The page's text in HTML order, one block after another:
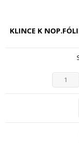
KLINCE K